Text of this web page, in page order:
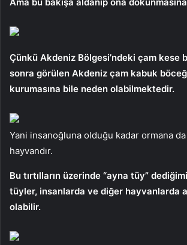
Çünkü Akdeniz Bölgesi’ndeki çam kese
sonra görülen Akdeniz çam kabuk
kurumasına bile neden olabilmektedir.
Yani insanoğluna olduğu kadar ormana
hayvandır.
Bu tırtılların üzerinde “ayna tüy”
tüyler, insanlarda ve diğer hayvanlarda
olabilir.